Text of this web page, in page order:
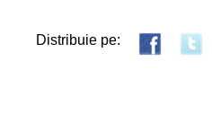
Distribuie pe: